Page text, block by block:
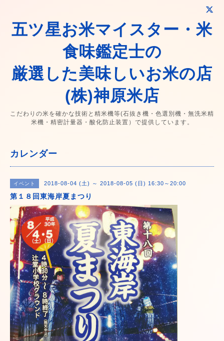
五ツ星お米マイスター・米
食味鑑定士の
厳選した美味しいお米の店
(株)神原米店
こだわりの米を確かな技術と精米機等(石抜き機・色選別機・無洗米精
米機・精密計量器・酸化防止装置）で提供しています。
カレンダー
イベント 2018-08-04 (土) ～ 2018-08-05 (日) 16:30～20:00
第１８回東海岸夏まつり